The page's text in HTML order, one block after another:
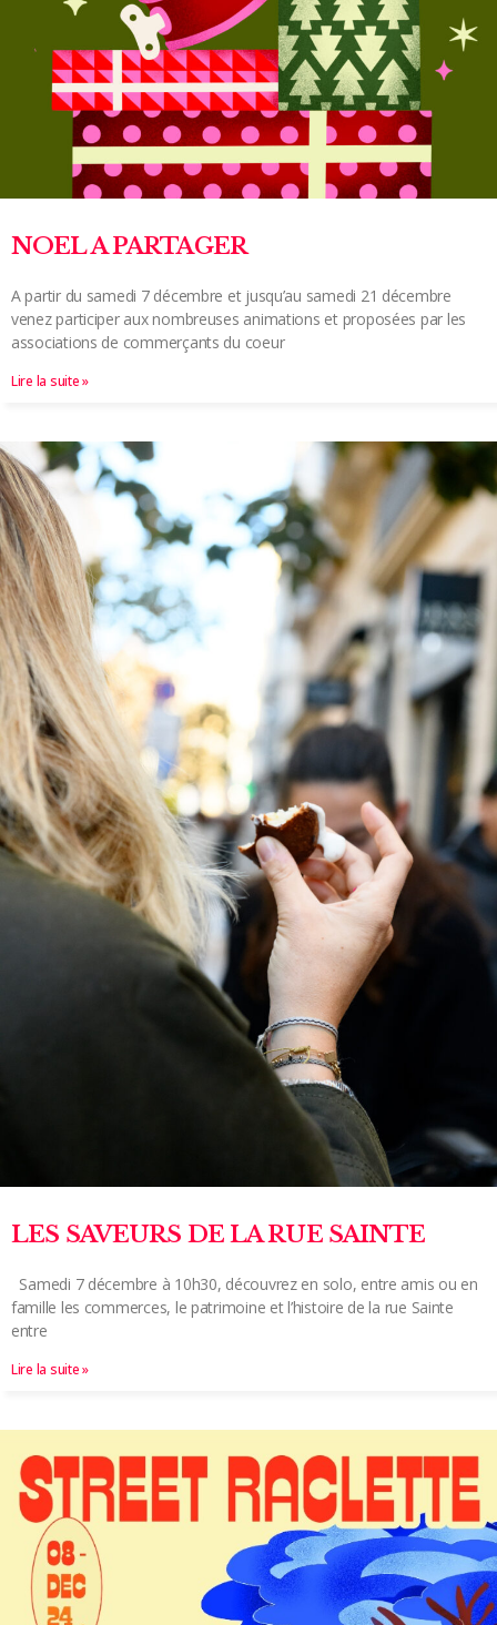
NOEL A PARTAGER
A partir du samedi 7 décembre et jusqu’au samedi 21 décembre
venez participer aux nombreuses animations et proposées par les
associations de commerçants du coeur
Lire la suite »
LES SAVEURS DE LA RUE SAINTE
Samedi 7 décembre à 10h30, découvrez en solo, entre amis ou en
famille les commerces, le patrimoine et l’histoire de la rue Sainte
entre
Lire la suite »